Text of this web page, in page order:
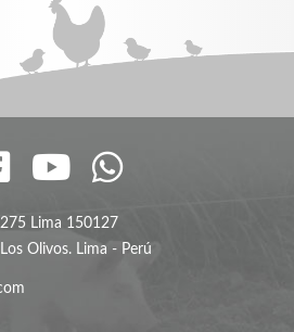
Lima 150127
Olivos. Lima - Perú